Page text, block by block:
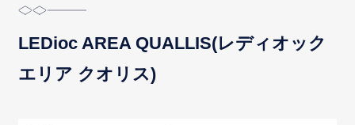
LEDioc AREA QUALLIS(レディオック
エリア クオリス)